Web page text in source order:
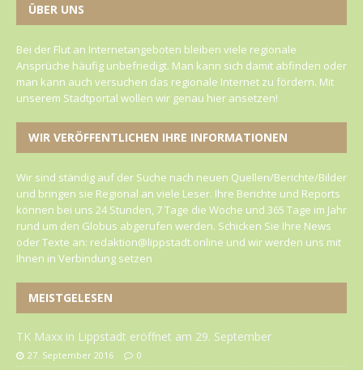
ÜBER UNS
Bei der Flut an Internetangeboten bleiben viele regionale
Ansprüche häufig unbefriedigt. Man kann sich damit abfinden oder
man kann auch versuchen das regionale Internet zu fördern. Mit
unserem Stadtportal wollen wir genau hier ansetzen!
WIR VERÖFFENTLICHEN IHRE INFORMATIONEN
Wir sind ständig auf der Suche nach neuen Quellen/Berichte/Bilder
und bringen sie Regional an viele Leser. Ihre Berichte und Reports
können bei uns 24 Stunden, 7 Tage die Woche und 365 Tage im Jahr
rund um den Globus abgerufen werden. Schicken Sie Ihre News
oder Texte an: redaktion@lippstadt.online und wir werden uns mit
Ihnen in Verbindung setzen
MEISTGELESEN
TK Maxx in Lippstadt eröffnet am 29. September
27. September 2016 0